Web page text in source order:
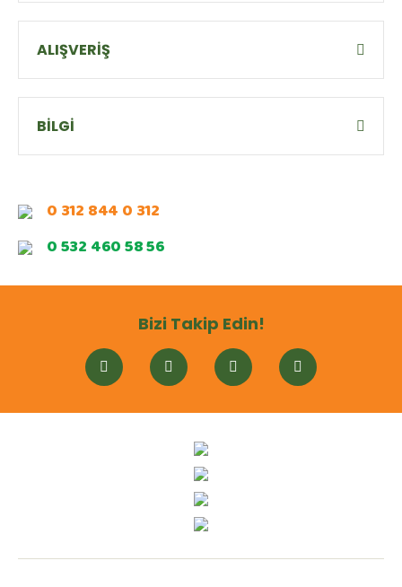
ALIŞVERİŞ
BİLGİ
0 312 844 0 312
0 532 460 58 56
Bizi Takip Edin!